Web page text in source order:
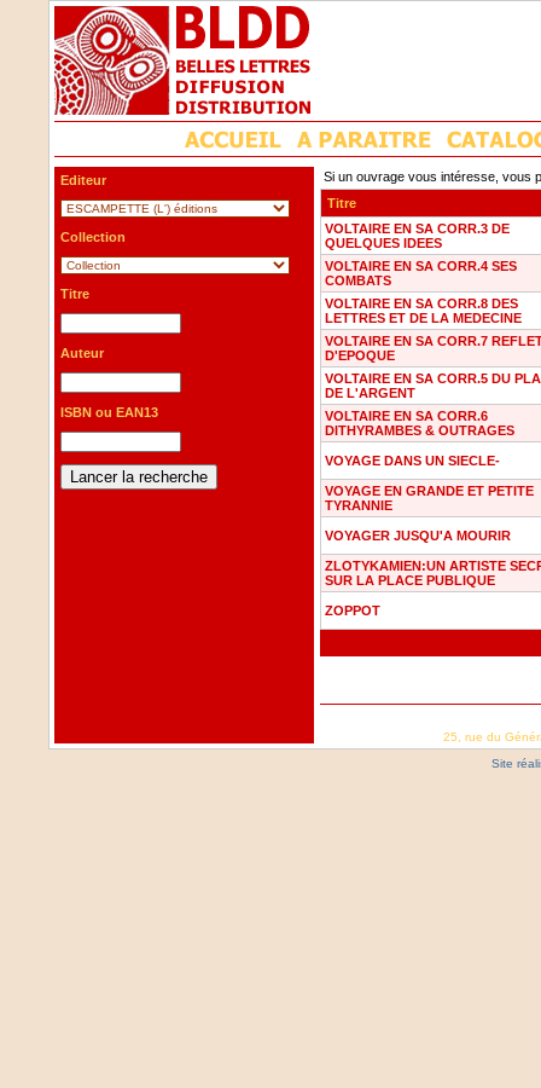
Editeur
Collection
Titre
Auteur
ISBN ou EAN13
Si un ouvrage vous intéresse, vous
Titre
VOLTAIRE EN SA CORR.3 DE
QUELQUES IDEES
VOLTAIRE EN SA CORR.4 SES
COMBATS
VOLTAIRE EN SA CORR.8 DES
LETTRES ET DE LA MEDECINE
VOLTAIRE EN SA CORR.7
D'EPOQUE
VOLTAIRE EN SA CORR.5 DU
DE L'ARGENT
VOLTAIRE EN SA CORR.6
DITHYRAMBES & OUTRAGES
VOYAGE DANS UN SIECLE-
VOYAGE EN GRANDE ET PETITE
TYRANNIE
VOYAGER JUSQU'A MOURIR
ZLOTYKAMIEN:UN ARTISTE
SUR LA PLACE PUBLIQUE
ZOPPOT
25, rue du
Site